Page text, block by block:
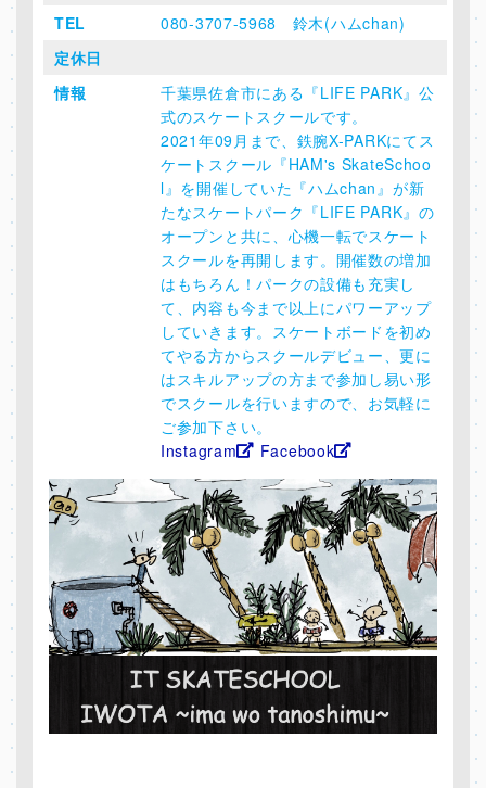
TEL
080-3707-5968 鈴木(ハムchan)
定休日
情報
千葉県佐倉市にある『LIFE PARK』公
式のスケートスクールです。
2021年09月まで、鉄腕X-PARKにてス
ケートスクール『HAM's SkateSchoo
l』を開催していた『ハムchan』が新
たなスケートパーク『LIFE PARK』の
オープンと共に、心機一転でスケート
スクールを再開します。開催数の増加
はもちろん！パークの設備も充実し
て、内容も今まで以上にパワーアップ
していきます。スケートボードを初め
てやる方からスクールデビュー、更に
はスキルアップの方まで参加し易い形
でスクールを行いますので、お気軽に
ご参加下さい。
Instagram
Facebook